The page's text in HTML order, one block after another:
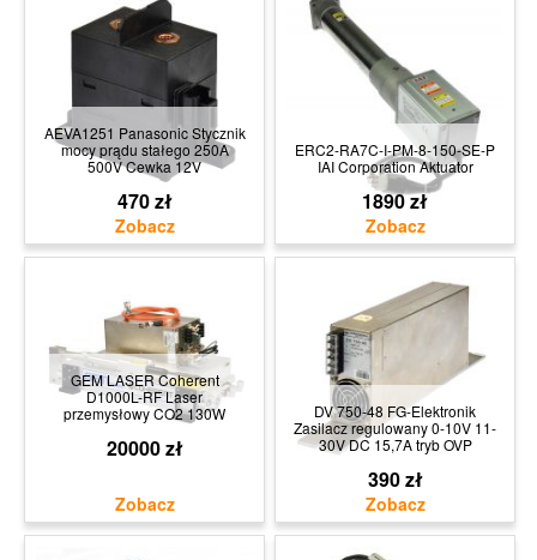
AEVA1251 Panasonic Stycznik
mocy prądu stałego 250A
500V Cewka 12V
470 zł
ERC2-RA7C-I-PM-8-150-SE-P
IAI Corporation Aktuator
1890 zł
GEM LASER Coherent
D1000L-RF Laser
przemysłowy CO2 130W
20000 zł
DV 750-48 FG-Elektronik
Zasilacz regulowany 0-10V 11-
30V DC 15,7A tryb OVP
390 zł